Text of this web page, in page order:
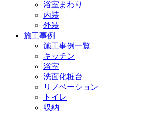
浴室まわり
内装
外装
施工事例
施工事例一覧
キッチン
浴室
洗面化粧台
リノベーション
トイレ
収納